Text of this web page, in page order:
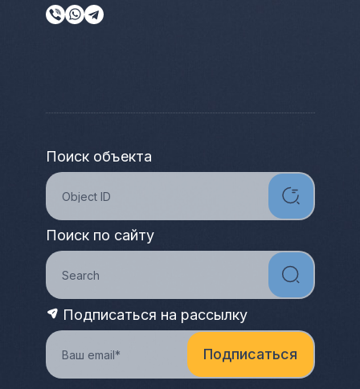
Поиск объекта
Поиск по сайту
Подписаться на рассылку